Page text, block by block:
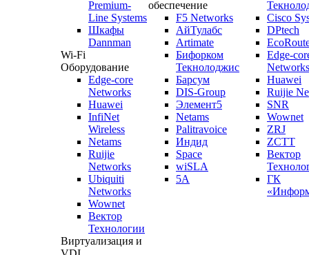
Premium-
Line Systems
Шкафы
Dannman
Wi-Fi
Оборудование
Edge-core
Networks
Huawei
InfiNet
Wireless
Netams
Ruijie
Networks
Ubiquiti
Networks
Wownet
Вектор
Технологии
Виртуализация и
обеспечение
F5 Networks
АйТулабс
Artimate
Бифорком
Текнолоджис
Барсум
DIS-Group
Элемент5
Netams
Palitravoice
Индид
Space
wiSLA
5A
Cisco
DPtech
Edge-
Networks
Huawei
Ruijie
SNR
Wownet
ZRJ
ZCTT
Вектор
ГК